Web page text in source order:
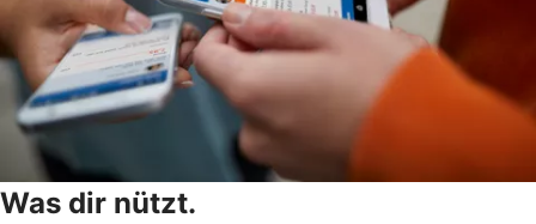
Was dir nützt.